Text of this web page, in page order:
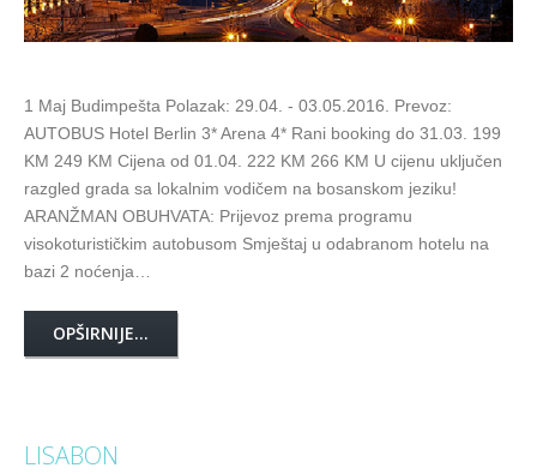
1 Maj Budimpešta Polazak: 29.04. - 03.05.2016. Prevoz:
AUTOBUS Hotel Berlin 3* Arena 4* Rani booking do 31.03. 199
KM 249 KM Cijena od 01.04. 222 KM 266 KM U cijenu uključen
razgled grada sa lokalnim vodičem na bosanskom jeziku!
ARANŽMAN OBUHVATA: Prijevoz prema programu
visokoturističkim autobusom Smještaj u odabranom hotelu na
bazi 2 noćenja…
OPŠIRNIJE...
LISABON